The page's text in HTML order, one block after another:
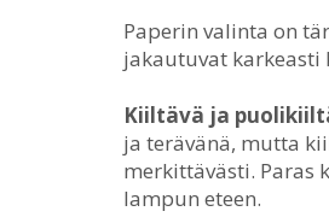
Paperin valinta on
jakautuvat karkeasti
Kiiltävä ja
ja terävänä, mutta
merkittävästi. Paras
lampun eteen.